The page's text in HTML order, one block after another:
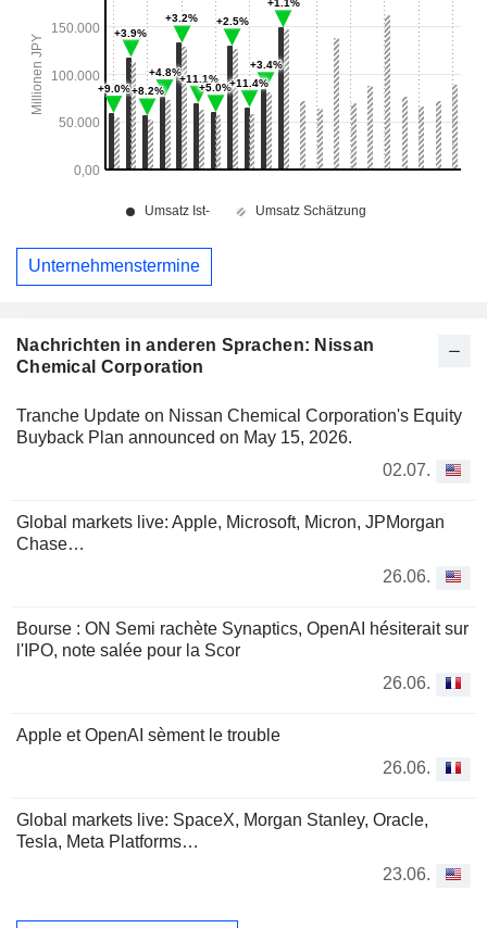
Nachrichten in anderen Sprachen: Nissan
Chemical Corporation
Tranche Update on Nissan Chemical Corporation's Equity
Buyback Plan announced on May 15, 2026.
02.07.
Global markets live: Apple, Microsoft, Micron, JPMorgan
Chase…
26.06.
Bourse : ON Semi rachète Synaptics, OpenAI hésiterait sur
l'IPO, note salée pour la Scor
26.06.
Apple et OpenAI sèment le trouble
26.06.
Global markets live: SpaceX, Morgan Stanley, Oracle,
Tesla, Meta Platforms…
23.06.
Unternehmenstermine